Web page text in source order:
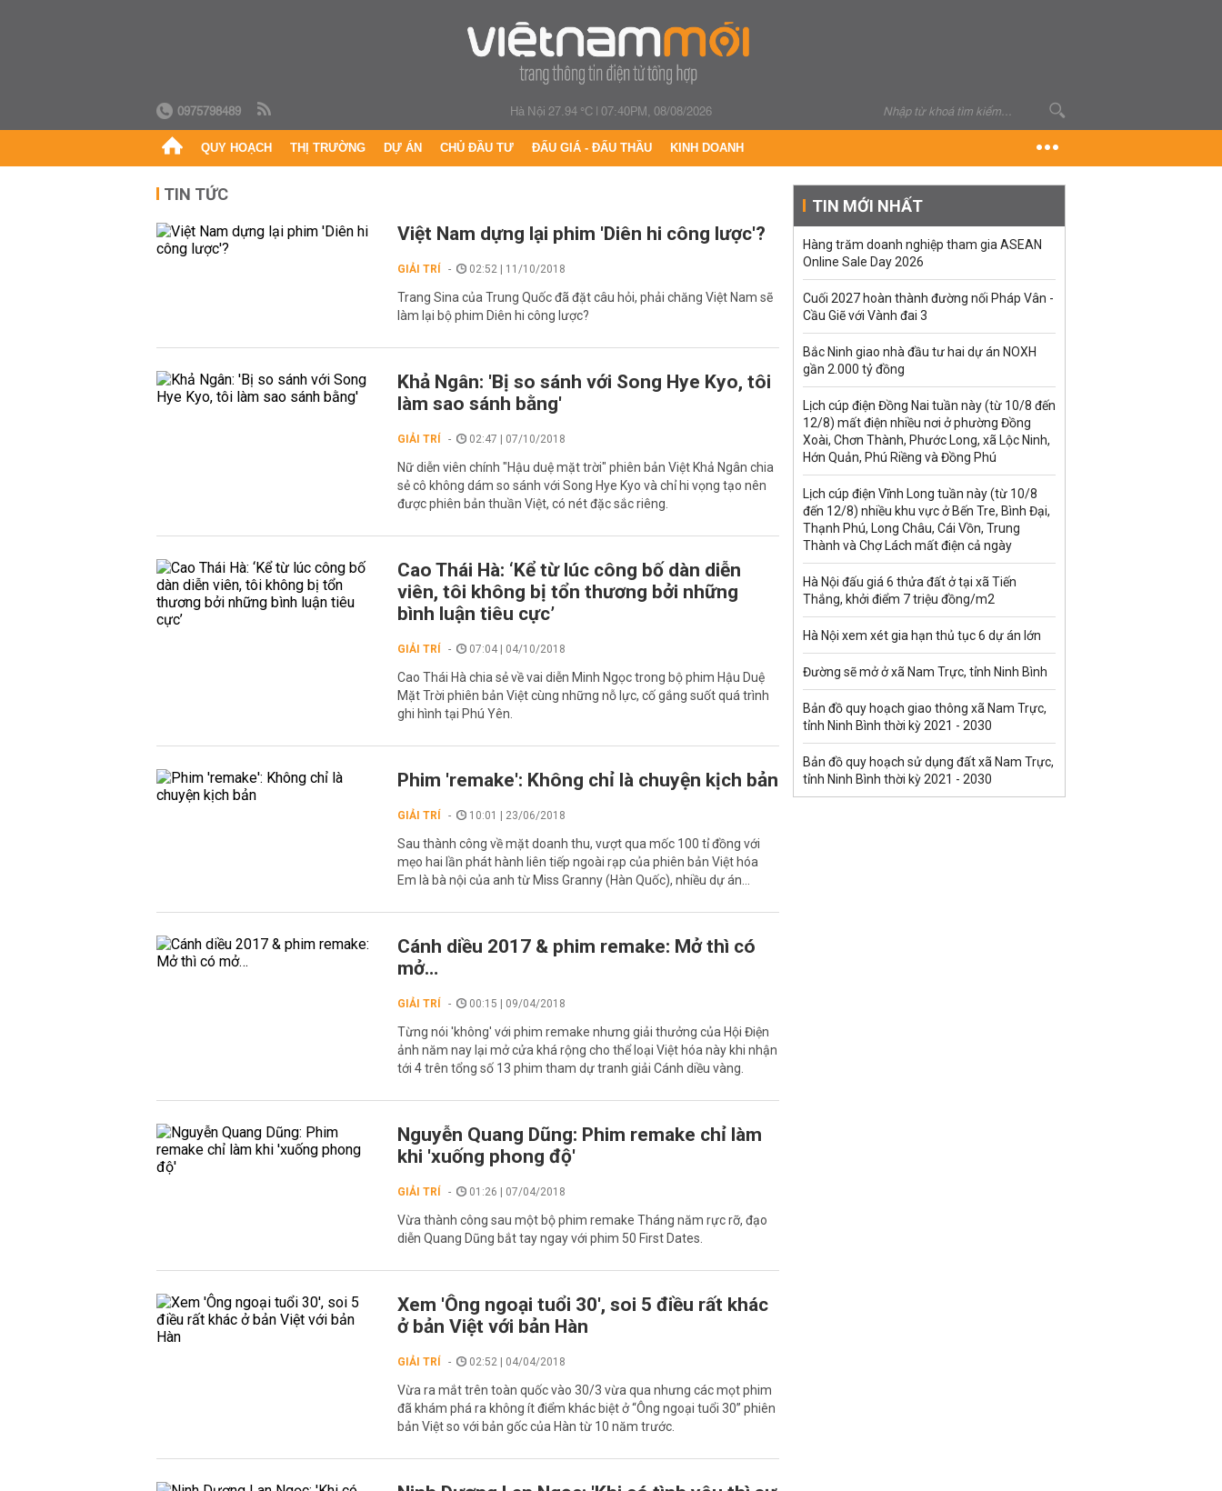
0975798489 Hà Nội 27.94 °C|07:40PM, 08/08/2026
QUY HOẠCH THỊ TRƯỜNG DỰ ÁN CHỦ ĐẦU TƯ ĐẤU GIÁ - ĐẤU THẦU KINH DOANH
TIN TỨC
Việt Nam dựng lại phim 'Diên hi công lược'?
GIẢI TRÍ 02:52 | 11/10/2018
Trang Sina của Trung Quốc đã đặt câu hỏi, phải chăng Việt Nam sẽ
làm lại bộ phim Diên hi công lược?
Khả Ngân: 'Bị so sánh với Song Hye Kyo, tôi
làm sao sánh bằng'
GIẢI TRÍ 02:47 | 07/10/2018
Nữ diễn viên chính "Hậu duệ mặt trời" phiên bản Việt Khả Ngân chia
sẻ cô không dám so sánh với Song Hye Kyo và chỉ hi vọng tạo nên
được phiên bản thuần Việt, có nét đặc sắc riêng.
Cao Thái Hà: ‘Kể từ lúc công bố dàn diễn
viên, tôi không bị tổn thương bởi những
bình luận tiêu cực’
GIẢI TRÍ 07:04 | 04/10/2018
Cao Thái Hà chia sẻ về vai diễn Minh Ngọc trong bộ phim Hậu Duệ
Mặt Trời phiên bản Việt cùng những nỗ lực, cố gắng suốt quá trình
ghi hình tại Phú Yên.
Phim 'remake': Không chỉ là chuyện kịch bản
GIẢI TRÍ 10:01 | 23/06/2018
Sau thành công về mặt doanh thu, vượt qua mốc 100 tỉ đồng với
mẹo hai lần phát hành liên tiếp ngoài rạp của phiên bản Việt hóa
Em là bà nội của anh từ Miss Granny (Hàn Quốc), nhiều dự án...
Cánh diều 2017 & phim remake: Mở thì có
mở…
GIẢI TRÍ 00:15 | 09/04/2018
Từng nói 'không' với phim remake nhưng giải thưởng của Hội Điện
ảnh năm nay lại mở cửa khá rộng cho thể loại Việt hóa này khi nhận
tới 4 trên tổng số 13 phim tham dự tranh giải Cánh diều vàng.
Nguyễn Quang Dũng: Phim remake chỉ làm
khi 'xuống phong độ'
GIẢI TRÍ 01:26 | 07/04/2018
Vừa thành công sau một bộ phim remake Tháng năm rực rỡ, đạo
diễn Quang Dũng bắt tay ngay với phim 50 First Dates.
Xem 'Ông ngoại tuổi 30', soi 5 điều rất khác
ở bản Việt với bản Hàn
GIẢI TRÍ 02:52 | 04/04/2018
Vừa ra mắt trên toàn quốc vào 30/3 vừa qua nhưng các mọt phim
đã khám phá ra không ít điểm khác biệt ở “Ông ngoại tuổi 30” phiên
bản Việt so với bản gốc của Hàn từ 10 năm trước.
TIN MỚI NHẤT
Hàng trăm doanh nghiệp tham gia ASEAN
Online Sale Day 2026
Cuối 2027 hoàn thành đường nối Pháp Vân -
Cầu Giẽ với Vành đai 3
Bắc Ninh giao nhà đầu tư hai dự án NOXH
gần 2.000 tỷ đồng
Lịch cúp điện Đồng Nai tuần này (từ 10/8 đến
12/8) mất điện nhiều nơi ở phường Đồng
Xoài, Chơn Thành, Phước Long, xã Lộc Ninh,
Hớn Quản, Phú Riềng và Đồng Phú
Lịch cúp điện Vĩnh Long tuần này (từ 10/8
đến 12/8) nhiều khu vực ở Bến Tre, Bình Đại,
Thạnh Phú, Long Châu, Cái Vồn, Trung
Thành và Chợ Lách mất điện cả ngày
Hà Nội đấu giá 6 thửa đất ở tại xã Tiến
Thắng, khởi điểm 7 triệu đồng/m2
Hà Nội xem xét gia hạn thủ tục 6 dự án lớn
Đường sẽ mở ở xã Nam Trực, tỉnh Ninh Bình
Bản đồ quy hoạch giao thông xã Nam Trực,
tỉnh Ninh Bình thời kỳ 2021 - 2030
Bản đồ quy hoạch sử dụng đất xã Nam Trực,
tỉnh Ninh Bình thời kỳ 2021 - 2030